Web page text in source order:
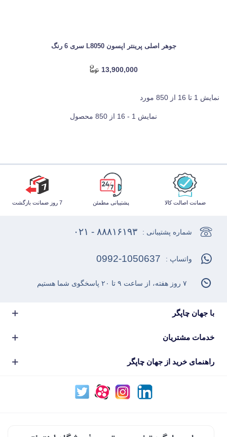
جوهر اصلی پرینتر اپسون L8050 سری 6 رنگ
13,900,000
نمایش 1 تا 16 از 850 مورد
نمایش 1 - 16 از 850 محصول
ضمانت اصالت کالا پشتیبانی مطمئن 7 روز ضمانت بازگشت
با جهان چاپگر
خدمات مشتریان
راهنمای خرید از جهان چاپگر
شماره پشتیبانی : ۸۸۸۱۶۱۹۳ - ۰۲۱
واتساپ : 0992-1050637
۷ روز هفته، از ساعت ۹ تا ۲۰ پاسخگوی شما هستیم